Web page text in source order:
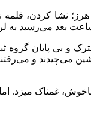
نشا کردن، قلمه
۱۹۱۹، وثوق الدوله،
و بی‌ پایان
می‌‌چیدند و
غمناک میزد.